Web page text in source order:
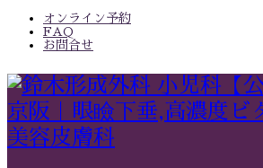
オンライン予約
FAQ
お問合せ